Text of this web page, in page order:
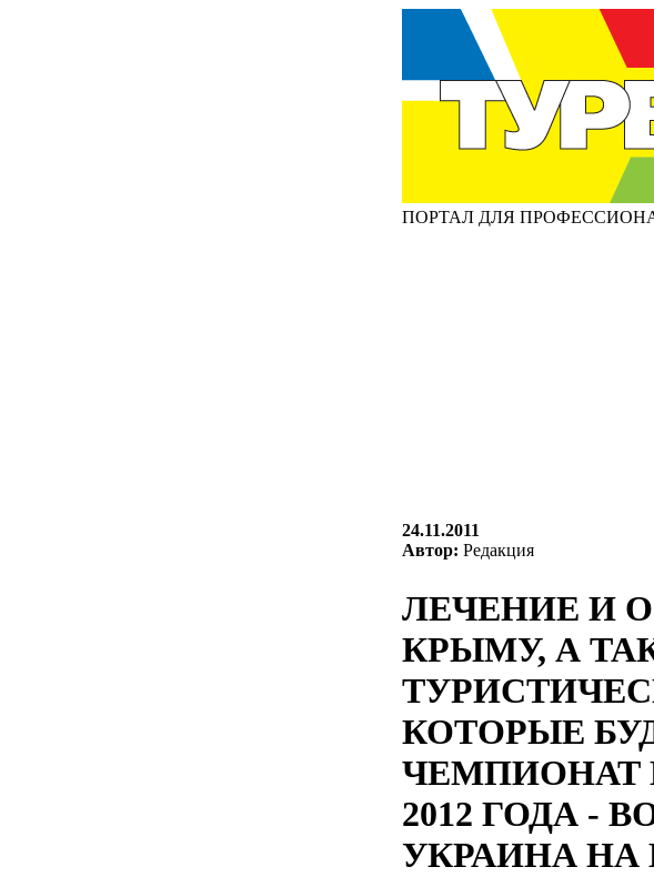
ПОРТАЛ ДЛЯ
24.11.2011
Автор: Редакция
ЛЕЧЕНИЕ И
КРЫМУ, А
КОТОРЫЕ
ЧЕМПИОНАТ
2012 ГОДА -
УКРАИНА НА